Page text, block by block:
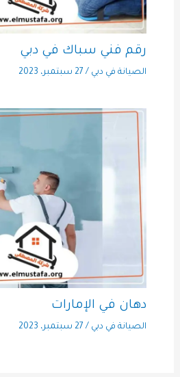
رقم فني سباك في دبي
الصيانة في دبي / 27 سبتمبر، 2023
دهان في الإمارات
الصيانة في دبي / 27 سبتمبر، 2023